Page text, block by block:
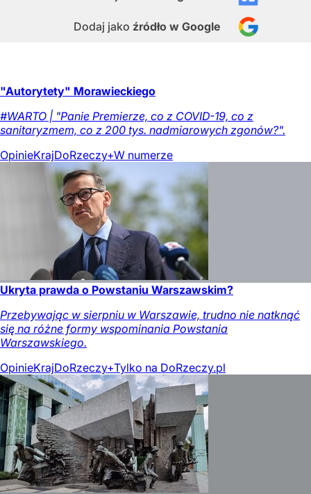
Dodaj jako źródło w Google
"Autorytety" Morawieckiego
#WARTO | "Panie Premierze, co z COVID-19, co z
sanitaryzmem, co z 200 tys. nadmiarowych zgonów?".
OpinieKrajDoRzeczy+W numerze
Ukryta prawda o Powstaniu Warszawskim?
Przebywając w sierpniu w Warszawie, trudno nie natknąć
się na różne formy wspominania Powstania
Warszawskiego.
OpinieKrajDoRzeczy+Tylko na DoRzeczy.pl